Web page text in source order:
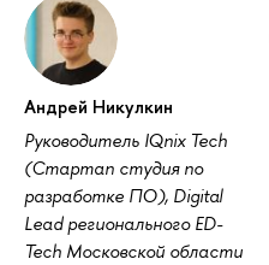
Андрей Никулкин
Руководитель IQnix Tech
(Стартап студия по
разработке ПО), Digital
Lead регионального ED-
Tech Московской области